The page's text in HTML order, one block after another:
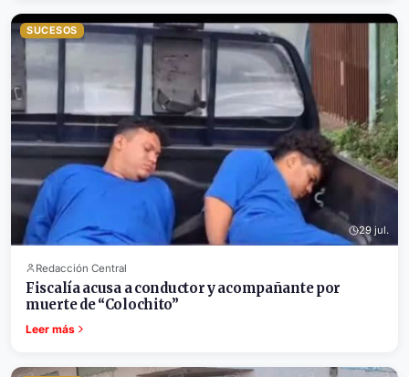
SUCESOS
29 jul.
Redacción Central
Fiscalía acusa a conductor y acompañante por
muerte de “Colochito”
Leer más